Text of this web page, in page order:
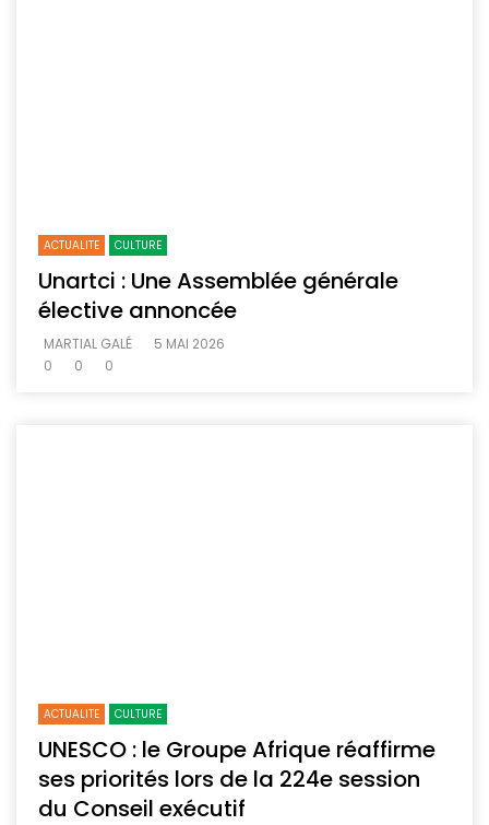
ACTUALITE CULTURE
Unartci : Une Assemblée générale
élective annoncée
MARTIAL GALÉ
5 MAI 2026
0
0 0
ACTUALITE CULTURE
UNESCO : le Groupe Afrique réaffirme
ses priorités lors de la 224e session
du Conseil exécutif